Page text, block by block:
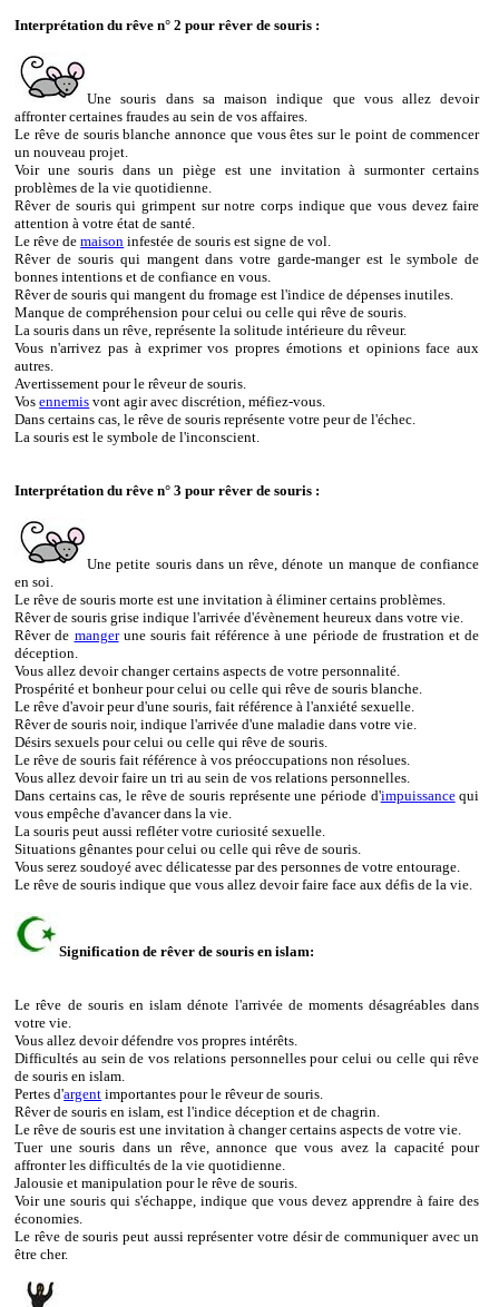
Interprétation du rêve n° 2 pour rêver de souris :
Une souris dans sa maison indique que vous allez devoir
affronter certaines fraudes au sein de vos affaires.
Le rêve de souris blanche annonce que vous êtes sur le point de commencer
un nouveau projet.
Voir une souris dans un piège est une invitation à surmonter certains
problèmes de la vie quotidienne.
Rêver de souris qui grimpent sur notre corps indique que vous devez faire
attention à votre état de santé.
Le rêve demaison infestée de souris est signe de vol.
Rêver de souris qui mangent dans votre garde-manger est le symbole de
bonnes intentions et de confiance en vous.
Rêver de souris qui mangent du fromage est l'indice de dépenses inutiles.
Manque de compréhension pour celui ou celle qui rêve de souris.
La souris dans un rêve, représente la solitude intérieure du rêveur.
Vous n'arrivez pas à exprimer vos propres émotions et opinions face aux
autres.
Avertissement pour le rêveur de souris.
Vosennemis vont agir avec discrétion, méfiez-vous.
Dans certains cas, le rêve de souris représente votre peur de l'échec.
La souris est le symbole de l'inconscient.
Interprétation du rêve n° 3 pour rêver de souris :
Une petite souris dans un rêve, dénote un manque de confiance
en soi.
Le rêve de souris morte est une invitation à éliminer certains problèmes.
Rêver de souris grise indique l'arrivée d'évènement heureux dans votre vie.
Rêver de mangerune souris fait référence à une période de frustration et de
déception.
Vous allez devoir changer certains aspects de votre personnalité.
Prospérité et bonheur pour celui ou celle qui rêve de souris blanche.
Le rêve d'avoir peur d'une souris, fait référence à l'anxiété sexuelle.
Rêver de souris noir, indique l'arrivée d'une maladie dans votre vie.
Désirs sexuels pour celui ou celle qui rêve de souris.
Le rêve de souris fait référence à vos préoccupations non résolues.
Vous allez devoir faire un tri au sein de vos relations personnelles.
Dans certains cas, le rêve de souris représente une période d'impuissancequi
vous empêche d'avancer dans la vie.
La souris peut aussi refléter votre curiosité sexuelle.
Situations gênantes pour celui ou celle qui rêve de souris.
Vous serez soudoyé avec délicatesse par des personnes de votre entourage.
Le rêve de souris indique que vous allez devoir faire face aux défis de la vie.
Signification de rêver de souris en islam:
Le rêve de souris en islam dénote l'arrivée de moments désagréables dans
votre vie.
Vous allez devoir défendre vos propres intérêts.
Difficultés au sein de vos relations personnelles pour celui ou celle qui rêve
de souris en islam.
Pertes d'argent importantes pour le rêveur de souris.
Rêver de souris en islam, est l'indice déception et de chagrin.
Le rêve de souris est une invitation à changer certains aspects de votre vie.
Tuer une souris dans un rêve, annonce que vous avez la capacité pour
affronter les difficultés de la vie quotidienne.
Jalousie et manipulation pour le rêve de souris.
Voir une souris qui s'échappe, indique que vous devez apprendre à faire des
économies.
Le rêve de souris peut aussi représenter votre désir de communiquer avec un
être cher.